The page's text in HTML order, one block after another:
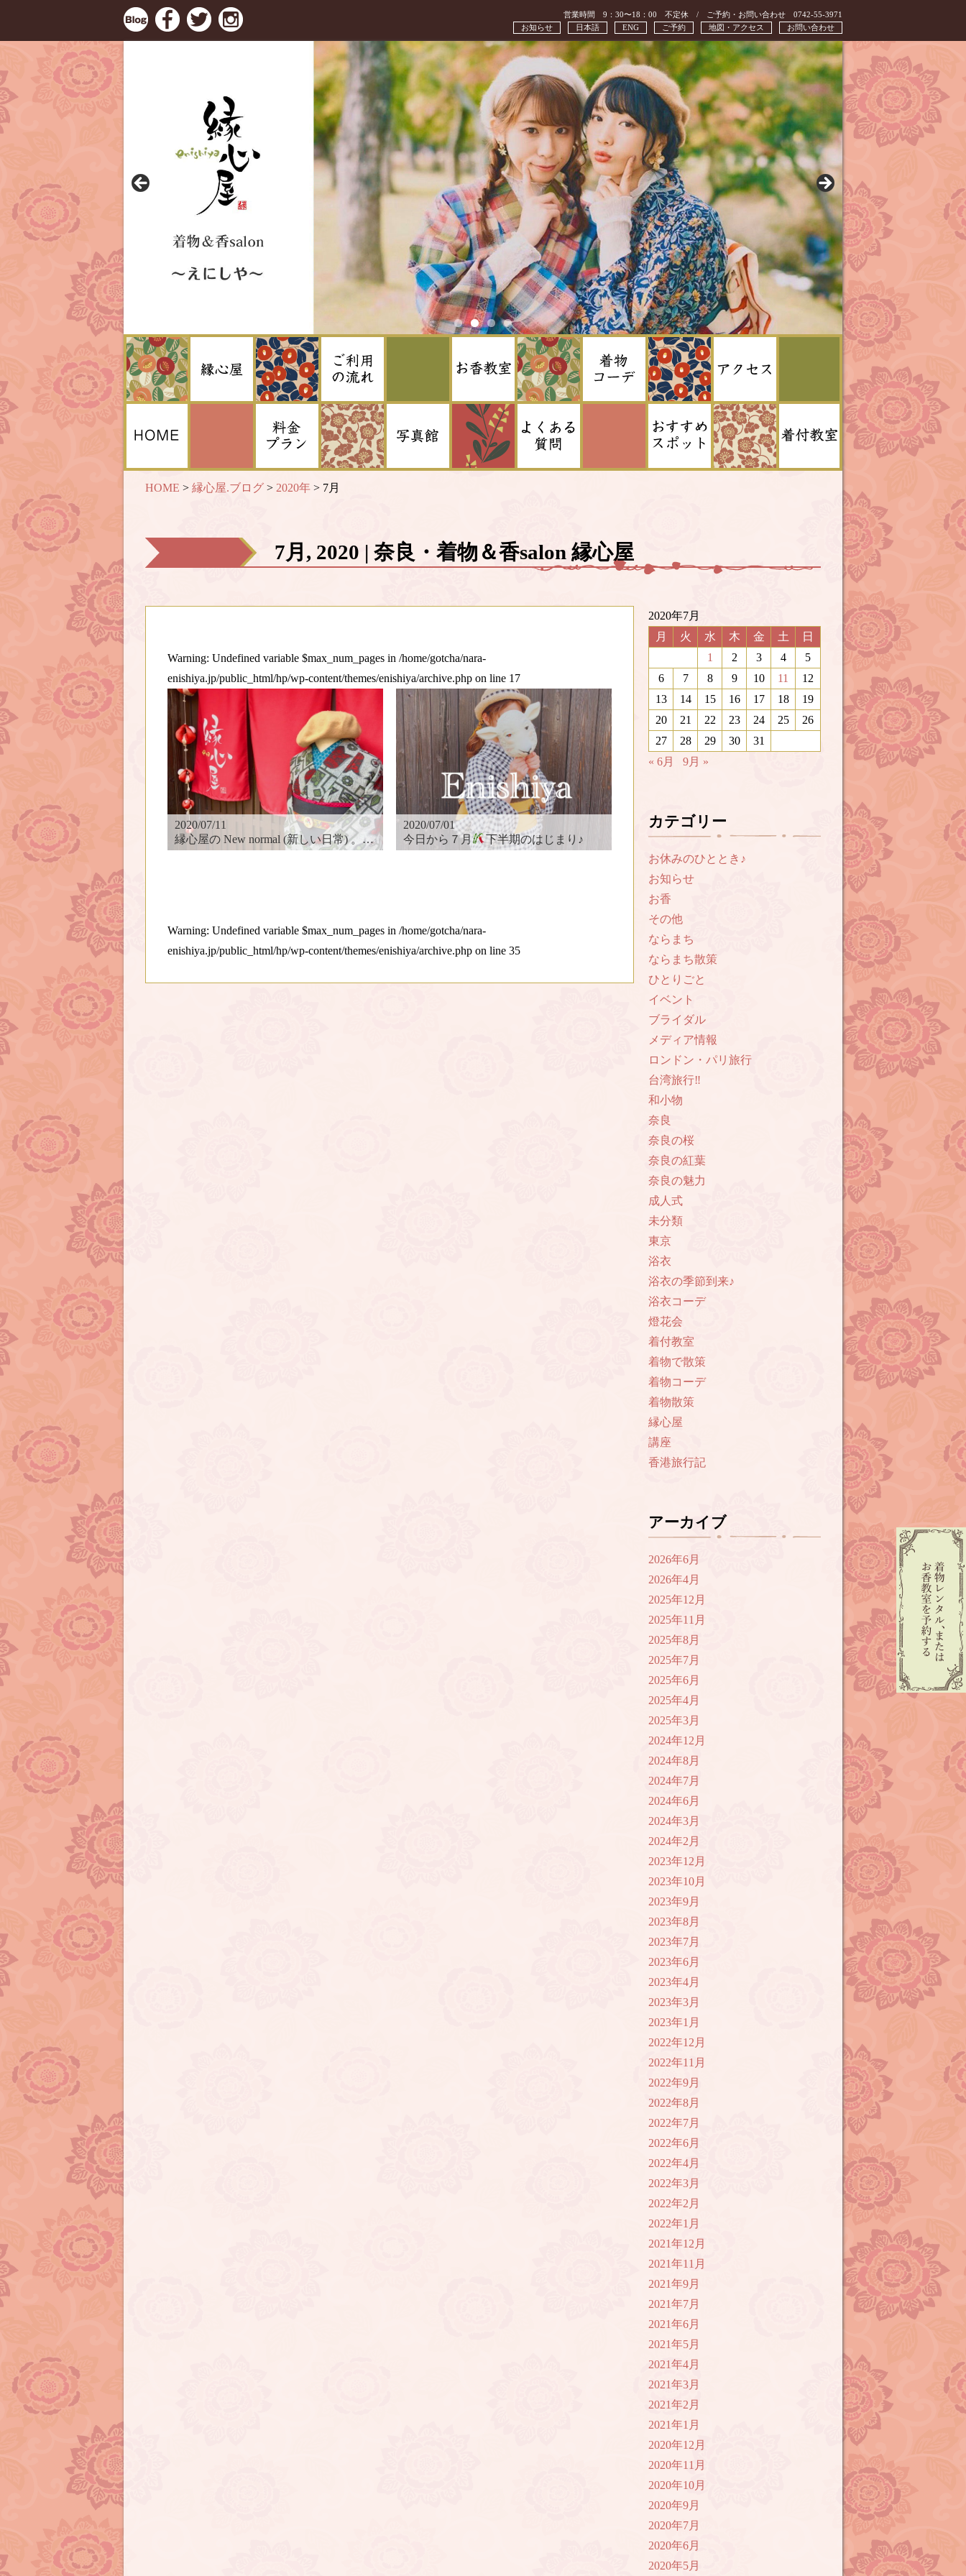
営業時間 9：30〜18：00 不定休 / ご予約・お問い合わせ 0742-55-3971
お問い合わせ
地図・アクセス
ご予約
ENG
日本語
お知らせ
HOME > 縁心屋.ブログ > 2020年 > 7月
7月, 2020 | 奈良・着物＆香salon 縁心屋
Warning: Undefined variable $max_num_pages in /home/gotcha/nara-
enishiya.jp/public_html/hp/wp-content/themes/enishiya/archive.php on line 17
2020/07/11
縁心屋の New normal (新しい日常) 。。。
2020/07/01
今日から７月
下半期のはじまり♪
Warning: Undefined variable $max_num_pages in /home/gotcha/nara-
enishiya.jp/public_html/hp/wp-content/themes/enishiya/archive.php on line 35
2020年7月
月
火 水 木 金 土
日
1
2 3 4
5
6
7 8 9 10 11
12
13
14 15 16 17 18
19
20
21 22 23 24 25
26
27
28 29 30
31
« 6月
9月 »
カテゴリー
お休みのひととき♪
お知らせ
お香
その他
ならまち
ならまち散策
ひとりごと
イベント
ブライダル
メディア情報
ロンドン・パリ旅行
台湾旅行‼︎
和小物
奈良
奈良の桜
奈良の紅葉
奈良の魅力
成人式
未分類
東京
浴衣
浴衣の季節到来♪
浴衣コーデ
燈花会
着付教室
着物で散策
着物コーデ
着物散策
縁心屋
講座
香港旅行記
アーカイブ
2026年6月
2026年4月
2025年12月
2025年11月
2025年8月
2025年7月
2025年6月
2025年4月
2025年3月
2024年12月
2024年8月
2024年7月
2024年6月
2024年3月
2024年2月
2023年12月
2023年10月
2023年9月
2023年8月
2023年7月
2023年6月
2023年4月
2023年3月
2023年1月
2022年12月
2022年11月
2022年9月
2022年8月
2022年7月
2022年6月
2022年4月
2022年3月
2022年2月
2022年1月
2021年12月
2021年11月
2021年9月
2021年7月
2021年6月
2021年5月
2021年4月
2021年3月
2021年2月
2021年1月
2020年12月
2020年11月
2020年10月
2020年9月
2020年7月
2020年6月
2020年5月